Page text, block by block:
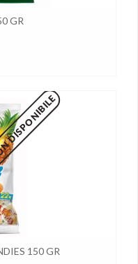
GR
150 GR